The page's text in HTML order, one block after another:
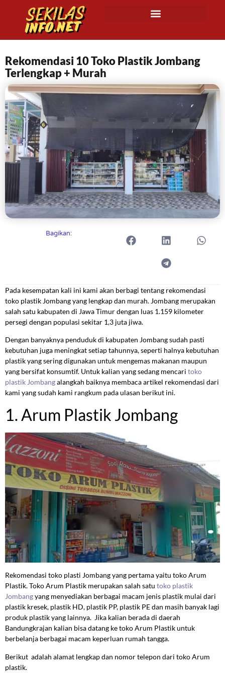
Rekomendasi 10 Toko Plastik Jombang
Terlengkap + Murah
Bagikan:
Pada kesempatan kali ini kami akan berbagi tentang rekomendasi
toko plastik Jombang yang lengkap dan murah. Jombang merupakan
salah satu kabupaten di Jawa Timur dengan luas 1.159 kilometer
persegi dengan populasi sekitar 1,3 juta jiwa.
Dengan banyaknya penduduk di kabupaten Jombang sudah pasti
kebutuhan juga meningkat setiap tahunnya, seperti halnya kebutuhan
plastik yang sering digunakan untuk mengemas makanan maupun
yang bersifat konsumtif. Untuk kalian yang sedang mencari toko
plastik Jombangalangkah baiknya membaca artikel rekomendasi dari
kami yang sudah kami rangkum pada ulasan berikut ini.
1. Arum Plastik Jombang
Rekomendasi toko plasti Jombang yang pertama yaitu toko Arum
Plastik. Toko Arum Plastik merupakan salah satu toko plastik
Jombangyang menyediakan berbagai macam jenis plastik mulai dari
plastik kresek, plastik HD, plastik PP, plastik PE dan masih banyak lagi
produk plastik yang lainnya. Jika kalian berada di daerah
Bandungkrajan kalian bisa datang ke toko Arum Plastik untuk
berbelanja berbagai macam keperluan rumah tangga.
Berikut adalah alamat lengkap dan nomor telepon dari toko Arum
plastik.